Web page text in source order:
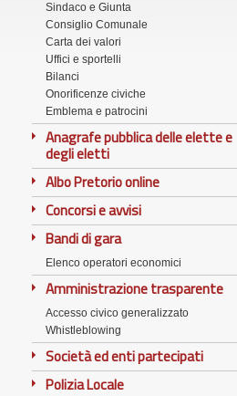
Sindaco e Giunta
Consiglio Comunale
Carta dei valori
Uffici e sportelli
Bilanci
Onorificenze civiche
Emblema e patrocini
Anagrafe pubblica delle elette e
degli eletti
Albo Pretorio online
Concorsi e avvisi
Bandi di gara
Elenco operatori economici
Amministrazione trasparente
Accesso civico generalizzato
Whistleblowing
Società ed enti partecipati
Polizia Locale